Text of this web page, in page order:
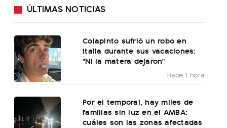
ÚLTIMAS NOTICIAS
Colapinto sufrió un robo en
Italia durante sus vacaciones:
"Ni la matera dejaron"
Hace 1 hora
Por el temporal, hay miles de
familias sin luz en el AMBA:
cuáles son las zonas afectadas